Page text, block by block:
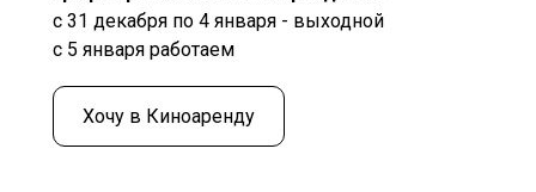
с 31 декабря по 4 января - выходной
с 5 января работаем
Хочу в Киноаренду